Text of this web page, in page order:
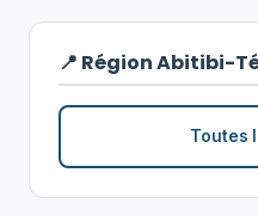
📍 Région Abitibi-
Toutes